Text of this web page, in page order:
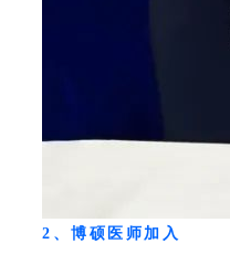
2、博硕医师加入